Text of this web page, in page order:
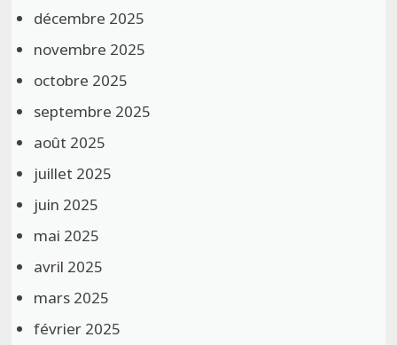
décembre 2025
novembre 2025
octobre 2025
septembre 2025
août 2025
juillet 2025
juin 2025
mai 2025
avril 2025
mars 2025
février 2025